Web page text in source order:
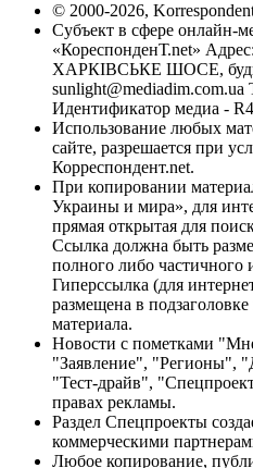
© 2000-2026,
Субъект в сфере онлайн-
«КореспонденТ.net»
ХАРКІВСЬКЕ ШОСЕ,
sunlight@mediadim.com.ua
Идентификатор медиа -
Использование любых
сайте, разрешается при
Корреспондент.net.
При копировании
Украины и мира», для
прямая открытая для
Ссылка должна быть
полного либо частичного
Гиперссылка (для
размещена в
материала.
Новости с пометками
"Заявление", "Регионы",
"Тест-драйв",
правах рекламы.
Раздел Спецпроекты
коммерческими
Любое копирование,